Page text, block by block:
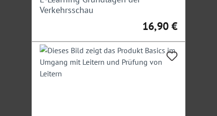
Verkehrsschau
Regulärer Preis:
16,90 €